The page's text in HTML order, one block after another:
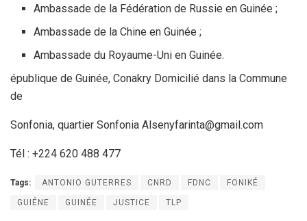
Ambassade de la Fédération de Russie en Guinée ;
Ambassade de la Chine en Guinée ;
Ambassade du Royaume-Uni en Guinée.
épublique de Guinée, Conakry Domicilié dans la Commune
de
Sonfonia, quartier Sonfonia Alsenyfarinta@gmail.com
Tél : +224 620 488 477
Tags: ANTONIO GUTERRES CNRD FDNC FONIKÉ
GUIÉNE GUINÉE JUSTICE TLP